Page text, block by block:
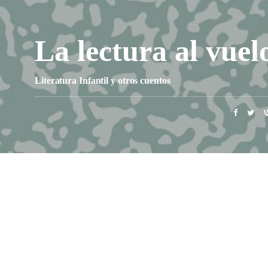
La lectura al
Literatura Infantil y otros cuentos